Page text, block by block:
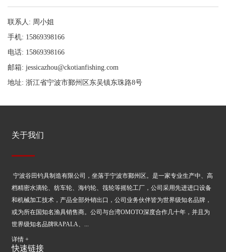
联系人: 周小姐
手机: 15869398166
电话: 15869398166
邮箱: jessicazhou@ckotianfishing.com
地址: 浙江省宁波市鄞州区东吴镇东珠路8号
关于我们
宁波谷田钓具制造有限公司，坐落于宁波市鄞州区。是一家专业生产中、高
档精密水滴轮、纺车轮、海钓轮、筏轮等摇轮工厂，公司采用先进进口设备
和机械加工技术，产品全部外销出口，公司业务伙伴皆为世界级知名品牌，
或为所在国知名渔具销售商。公司与台湾OMOTO深度合作几十年，并且为
世界级知名品牌RAPALA、...
详情 +
快速链接